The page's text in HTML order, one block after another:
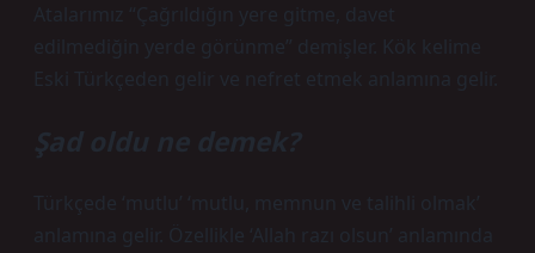
Atalarımız “Çağrıldığın yere gitme, davet
edilmediğin yerde görünme” demişler. Kök kelime
Eski Türkçeden gelir ve nefret etmek anlamına gelir.
Şad oldu ne demek?
Türkçede ‘mutlu’ ‘mutlu, memnun ve talihli olmak’
anlamına gelir. Özellikle ‘Allah razı olsun’ anlamında